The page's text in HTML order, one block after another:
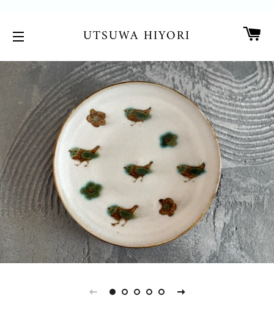
UTSUWA HIYORI